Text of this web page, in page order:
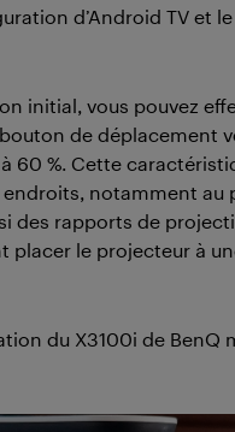
d’Android TV et
initial, vous pouvez
de déplacement
60 %. Cette
notamment au
rapports de
placer le projecteur à
du X3100i de BenQ